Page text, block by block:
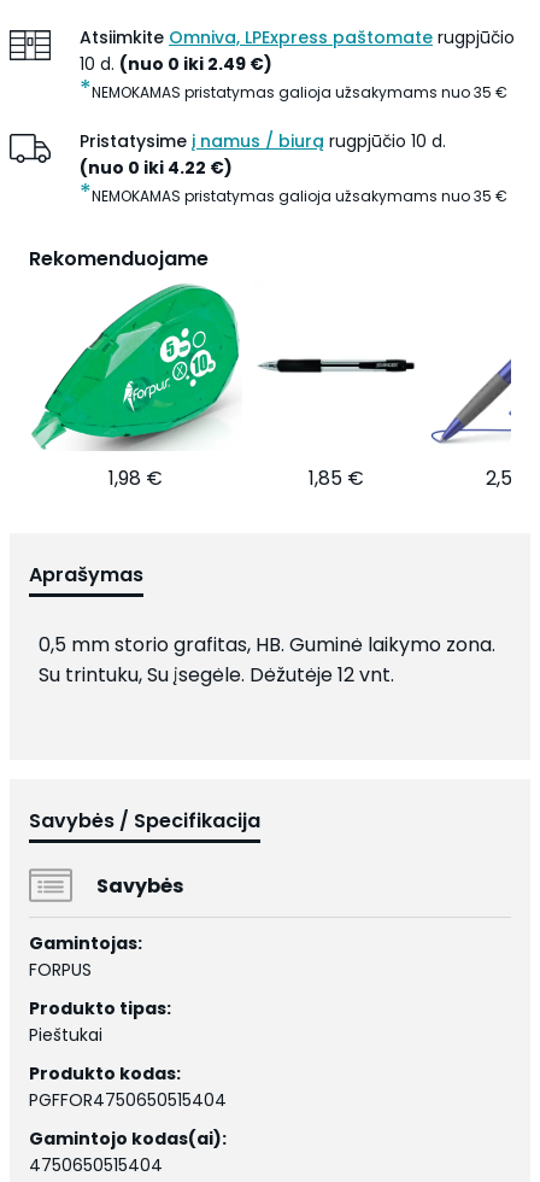
Atsiimkite Omniva, LPExpress paštomate rugpjūčio
10 d. (nuo 0 iki 2.49 €)
*NEMOKAMAS pristatymas galioja užsakymams nuo35 €
Pristatysime į namus / biurą rugpjūčio 10 d.
(nuo 0 iki 4.22 €)
*NEMOKAMAS pristatymas galioja užsakymams nuo35 €
Rekomenduojame
1,98 € 1,85 € 2,52
Aprašymas
0,5 mm storio grafitas, HB. Guminė laikymo zona.
Su trintuku, Su įsegėle. Dėžutėje 12 vnt.
Savybės / Specifikacija
Savybės
Gamintojas:
FORPUS
Produkto tipas:
Pieštukai
Produkto kodas:
PGFFOR4750650515404
Gamintojo kodas(ai):
4750650515404